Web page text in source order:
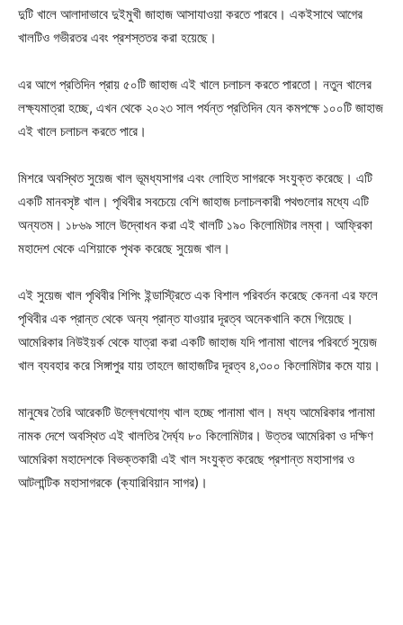
দুটি খালে আলাদাভাবে দুইমুখী জাহাজ আসাযাওয়া করতে পারবে। একইসাথে আগের
খালটিও গভীরতর এবং প্রশস্ততর করা হয়েছে।
এর আগে প্রতিদিন প্রায় ৫০টি জাহাজ এই খালে চলাচল করতে পারতো। নতুন খালের
লক্ষ্যমাত্রা হচ্ছে, এখন থেকে ২০২৩ সাল পর্যন্ত প্রতিদিন যেন কমপক্ষে ১০০টি জাহাজ
এই খালে চলাচল করতে পারে।
মিশরে অবস্থিত সুয়েজ খাল ভূমধ্যসাগর এবং লোহিত সাগরকে সংযুক্ত করেছে। এটি
একটি মানবসৃষ্ট খাল। পৃথিবীর সবচেয়ে বেশি জাহাজ চলাচলকারী পথগুলোর মধ্যে এটি
অন্যতম। ১৮৬৯ সালে উদ্বোধন করা এই খালটি ১৯০ কিলোমিটার লম্বা। আফ্রিকা
মহাদেশ থেকে এশিয়াকে পৃথক করেছে সুয়েজ খাল।
এই সুয়েজ খাল পৃথিবীর শিপিং ইন্ডাস্ট্রিতে এক বিশাল পরিবর্তন করেছে কেননা এর ফলে
পৃথিবীর এক প্রান্ত থেকে অন্য প্রান্ত যাওয়ার দূরত্ব অনেকখানি কমে গিয়েছে।
আমেরিকার নিউইয়র্ক থেকে যাত্রা করা একটি জাহাজ যদি পানামা খালের পরিবর্তে সুয়েজ
খাল ব্যবহার করে সিঙ্গাপুর যায় তাহলে জাহাজটির দূরত্ব ৪,৩০০ কিলোমিটার কমে যায়।
মানুষের তৈরি আরেকটি উল্লেখযোগ্য খাল হচ্ছে পানামা খাল। মধ্য আমেরিকার পানামা
নামক দেশে অবস্থিত এই খালতির দৈর্ঘ্য ৮০ কিলোমিটার। উত্তর আমেরিকা ও দক্ষিণ
আমেরিকা মহাদেশকে বিভক্তকারী এই খাল সংযুক্ত করেছে প্রশান্ত মহাসাগর ও
আটলান্টিক মহাসাগরকে (ক্যারিবিয়ান সাগর)।